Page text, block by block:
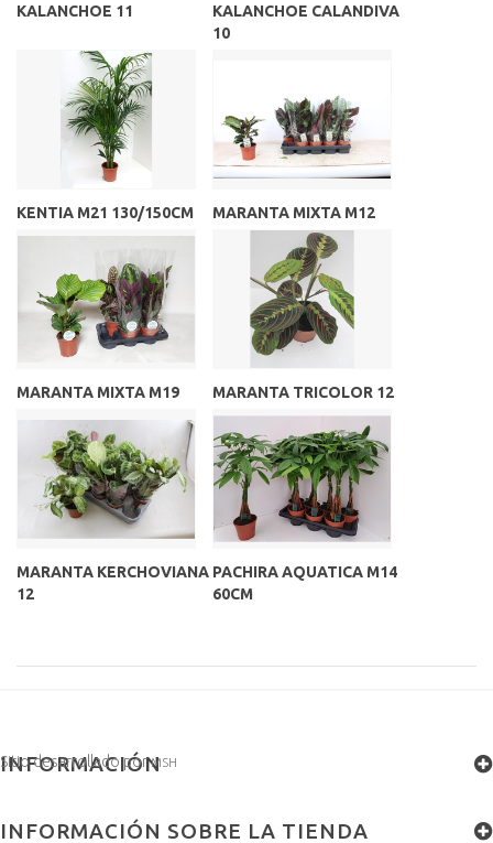
KALANCHOE 11
KALANCHOE CALANDIVA
10
KENTIA M21 130/150CM MARANTA MIXTA M12
MARANTA MIXTA M19 MARANTA TRICOLOR 12
MARANTA KERCHOVIANA
12
PACHIRA AQUATICA M14
60CM
INFORMACIÓN
Sitio desarrollado porMSH
INFORMACIÓN SOBRE LA TIENDA